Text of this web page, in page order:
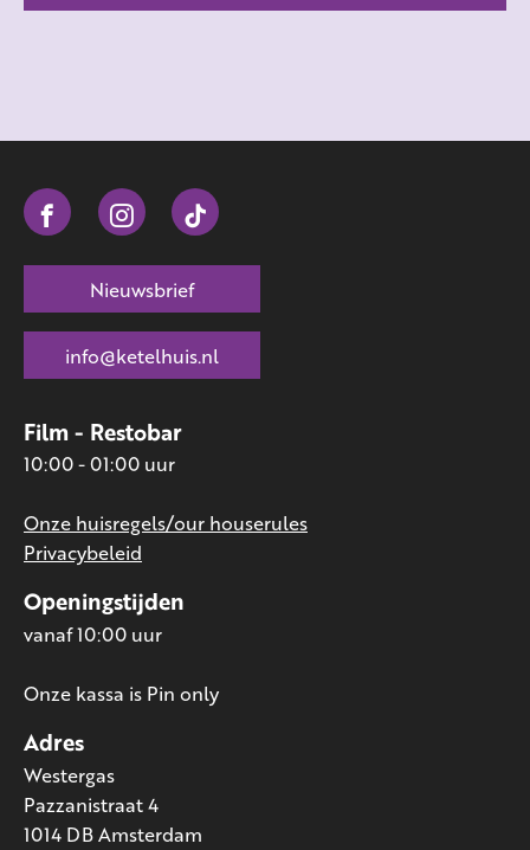
Adres
Westergas
Pazzanistraat 4
1014 DB Amsterdam
Openingstijden
vanaf 10:00 uur
Onze kassa is Pin only
Film - Restobar
10:00 - 01:00 uur
Onze huisregels/our houserules
Privacybeleid
Nieuwsbrief
info@ketelhuis.nl